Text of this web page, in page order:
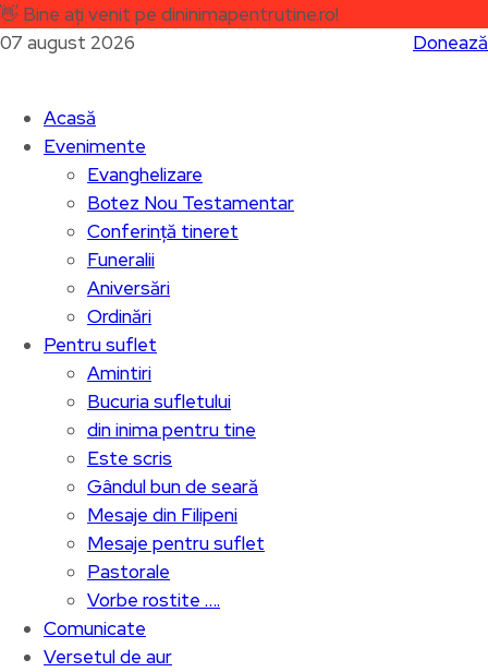
👋 Bine ați venit pe dininimapentrutine.ro!
07 august 2026
Donează
Acasă
Evenimente
Evanghelizare
Botez Nou Testamentar
Conferință tineret
Funeralii
Aniversări
Ordinări
Pentru suflet
Amintiri
Bucuria sufletului
din inima pentru tine
Este scris
Gândul bun de seară
Mesaje din Filipeni
Mesaje pentru suflet
Pastorale
Vorbe rostite ….
Comunicate
Versetul de aur